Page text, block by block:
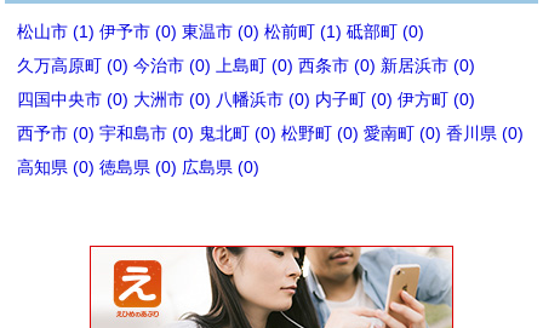
松山市 (1) 伊予市 (0) 東温市 (0) 松前町 (1) 砥部町 (0)
久万高原町 (0) 今治市 (0) 上島町 (0) 西条市 (0) 新居浜市 (0)
四国中央市 (0) 大洲市 (0) 八幡浜市 (0) 内子町 (0) 伊方町 (0)
西予市 (0) 宇和島市 (0) 鬼北町 (0) 松野町 (0) 愛南町 (0) 香川県 (0)
高知県 (0) 徳島県 (0) 広島県 (0)